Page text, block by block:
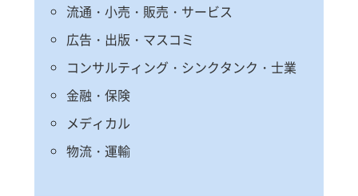
流通・小売・販売・サービス
広告・出版・マスコミ
コンサルティング・シンクタンク・士業
金融・保険
メディカル
物流・運輸